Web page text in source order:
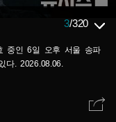
3/320
중인 6일 오후 서울 송파
다. 2026.08.06.